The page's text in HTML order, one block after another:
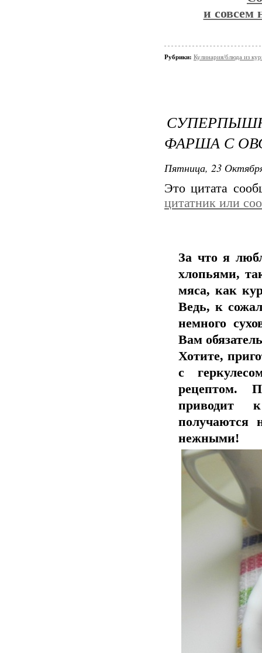
и совсем
Рубрики: Кулинария/блюда из
ФАРША С
Пятница, 23
Это цитата
цитатник или
За что я
хлопьями,
мяса, как
Ведь, к
немного
Вам
Хотите,
с
рецептом.
приводит к
получаются
нежными!